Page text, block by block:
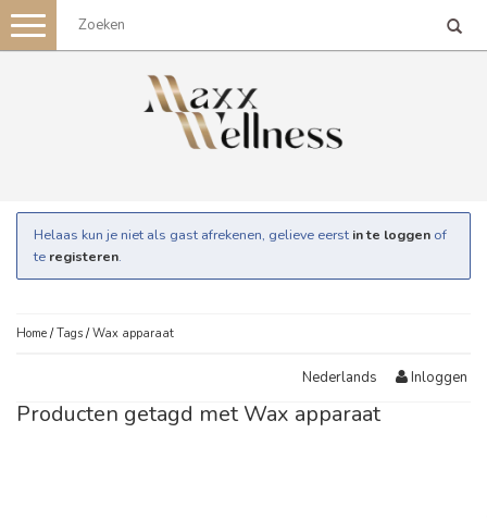
Toggle
navigation
Helaas kun je niet als gast afrekenen, gelieve eerst in te loggen of
te registeren.
Home /Tags /Wax apparaat
Nederlands Inloggen
Producten getagd met Wax apparaat